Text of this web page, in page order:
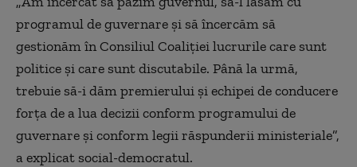
programul de guvernare și să încercăm să
gestionăm în Consiliul Coaliției lucrurile care sunt
politice și care sunt discutabile. Până la urmă,
trebuie să-i dăm premierului și echipei de conducere
forța de a lua decizii conform programului de
guvernare și conform legii răspunderii ministeriale”,
a explicat social-democratul.